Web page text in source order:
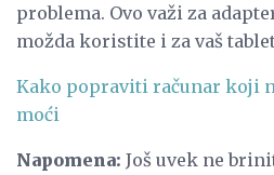
problema. Ovo važi za
možda koristite i za vaš
Kako popraviti računar koji
moći
Napomena: Još uvek ne